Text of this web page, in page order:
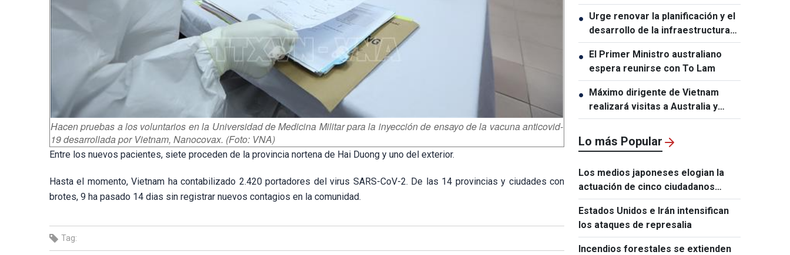
Hacen pruebas a los voluntarios en la Universidad de Medicina Militar para la inyección de ensayo de la vacuna anticovid-
19 desarrollada por Vietnam, Nanocovax. (Foto: VNA)
Entre los nuevos pacientes, siete proceden de la provincia nortena de Hai Duong y uno del exterior.
Hasta el momento, Vietnam ha contabilizado 2.420 portadores del virus SARS-CoV-2. De las 14 provincias y ciudades con
brotes, 9 ha pasado 14 dias sin registrar nuevos contagios en la comunidad.
Tag:
conmemorativa del 50.º
aniversario de las relaciones
Vietnam-Tailandia
● Urge renovar la planificación y el
desarrollo de la infraestructura
en Vietnam
● El Primer Ministro australiano
espera reunirse con To Lam
● Máximo dirigente de Vietnam
realizará visitas a Australia y
Nueva Zelanda
Lo más Popular
Los medios japoneses elogian la
actuación de cinco ciudadanos
vietnamitas tras el terremoto de
Kumamoto
Estados Unidos e Irán intensifican
los ataques de represalia
Incendios forestales se extienden